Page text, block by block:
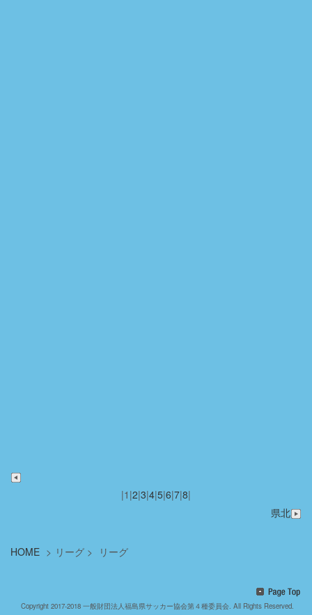
|1 |2|3|4|5|6|7|8|
県北
HOME > リーグ > リーグ
Copyright 2017-2018 一般財団法人福島県サッカー協会第４種委員会. All Rights Reserved.